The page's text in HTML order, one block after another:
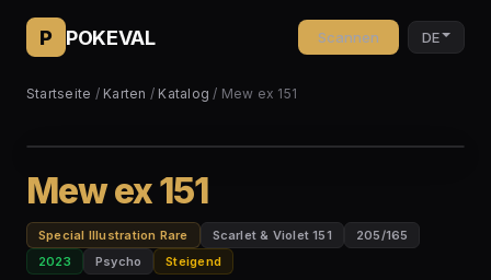
P POKEVAL Scannen DE
Startseite / Karten / Katalog / Mew ex 151
Mew ex 151
Special Illustration Rare Scarlet & Violet 151
205/165
2023
Psycho Steigend